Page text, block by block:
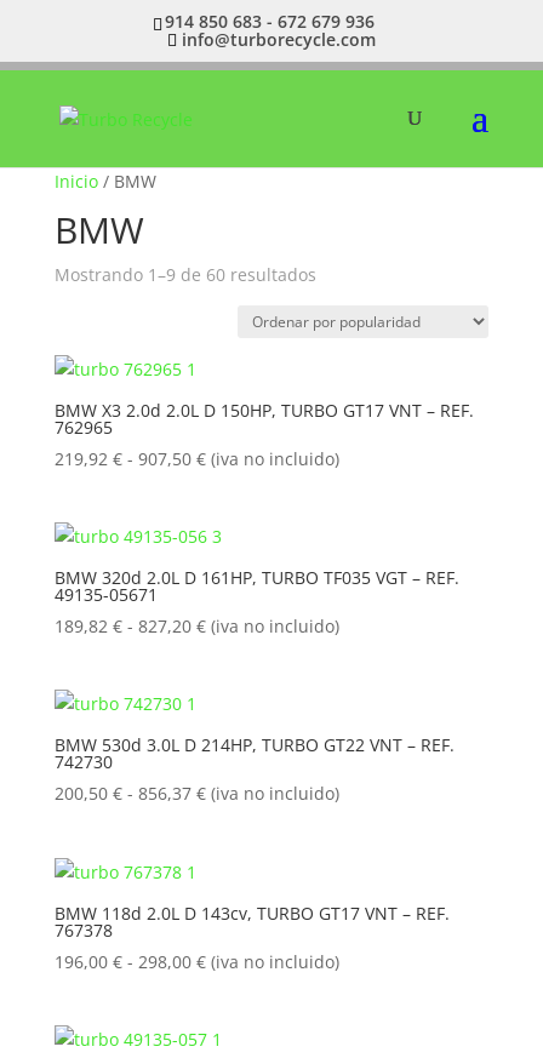
914 850 683 - 672 679 936
info@turborecycle.com
Inicio/ BMW
BMW
Mostrando 1–9 de 60 resultadosOrdenado
popularidad
BMW X3 2.0d 2.0L D 150HP, TURBO GT17 VNT – REF.
762965
219,92 € - 907,50 €Rango
desde
219,92 €
907,50 €
(iva no incluido)
BMW 320d 2.0L D 161HP, TURBO TF035 VGT – REF.
49135-05671
189,82 € - 827,20 €Rango
189,82 €
827,20 €
(iva no incluido)
BMW 530d 3.0L D 214HP, TURBO GT22 VNT – REF.
742730
200,50 € - 856,37 €Rango
200,50 €
856,37 €
(iva no incluido)
BMW 118d 2.0L D 143cv, TURBO GT17 VNT – REF.
767378
196,00 € - 298,00 €Rango
desde
(iva no incluido)